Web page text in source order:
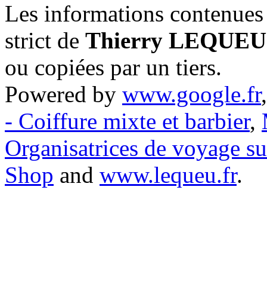
Les informations
strict de Thierry LEQUEU
ou copiées par un tiers.
Powered by www.google.fr
- Coiffure mixte et barbier,
Organisatrices de voyage
Shop and www.lequeu.fr.